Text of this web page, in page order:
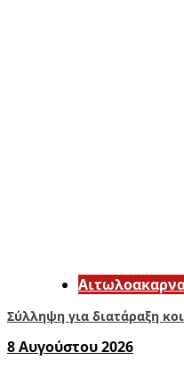
Σύλληψη για διατάραξη
8 Αυγούστου 2026